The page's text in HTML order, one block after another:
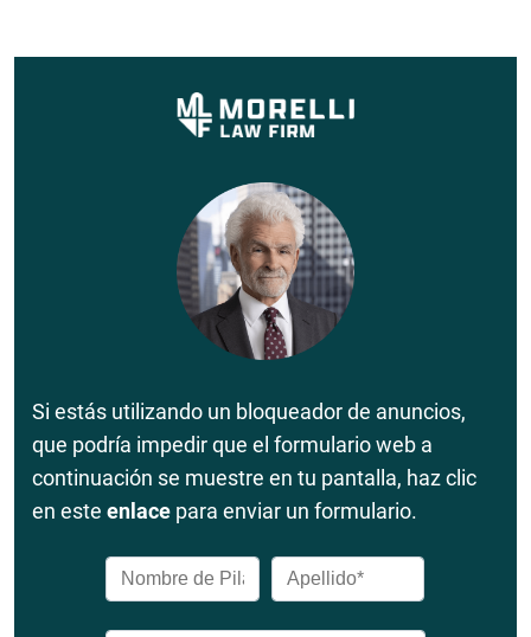
Si estás utilizando un bloqueador de anuncios,
que podría impedir que el formulario web a
continuación se muestre en tu pantalla, haz clic
en este enlace para enviar un formulario.